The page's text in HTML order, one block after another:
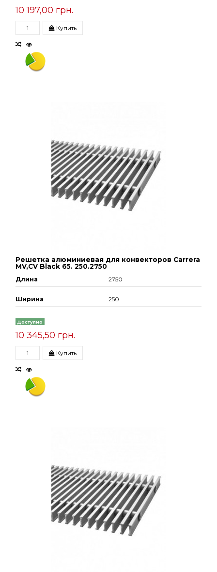
10 197,00 грн.
Купить
Решетка алюминиевая для конвекторов Carrera
МV,СV Black 65. 250.2750
Длина 2750
Ширина 250
Доступно
10 345,50 грн.
Купить